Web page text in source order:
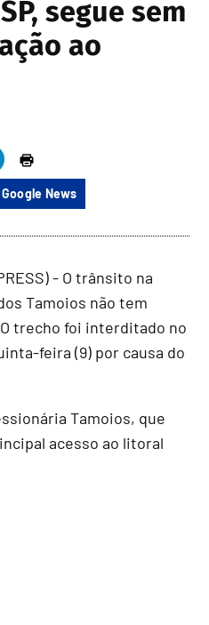
segue sem
ao
News
- O trânsito na
Tamoios não tem
trecho foi interditado no
feira (9) por causa do
Tamoios, que
acesso ao litoral